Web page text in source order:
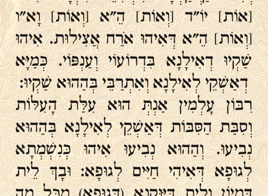
[אוֹת] יוֹ"ד [וְאוֹת] הֵ"א [וְאוֹת] וָא"ו
[וְאוֹת] הֵ"א דְּאִיהוּ אֹרַח אֲצִילוּת. אִיהוּ
שַׁקְיוּ דְאִילָנָא בִּדְרוֹעוֹי וְעַנְפּוֹי. כְּמַיָּא
דְאַשְׁקֵי לְאִילָנָא וְאִתְרַבֵּי בְּהַהוּא שַׁקְיוּ:
רִבּוֹן עָלְמִין אַנְתְּ הוּא עִלַּת הָעִלּוֹת
וְסִבַּת הַסִּבּוֹת דְּאַשְׁקֵי לְאִילָנָא בְּהַהוּא
נְבִיעוּ. וְהַהוּא נְבִיעוּ אִיהוּ כְּנִשְׁמְתָא
לְגוּפָא דְּאִיהִי חַיִּים לְגוּפָא: וּבָךְ לֵית